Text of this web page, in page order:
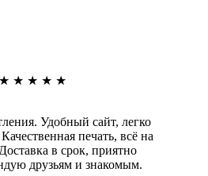
★ ★ ★ ★ ★
Удобный сайт, легко
печать, всё на
в срок, приятно
друзьям и знакомым.